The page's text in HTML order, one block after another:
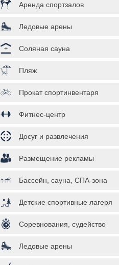
Аренда спортзалов
Ледовые арены
Соляная сауна
Пляж
Прокат спортинвентаря
Фитнес-центр
Досуг и развлечения
Размещение рекламы
Бассейн, сауна, СПА-зона
Детские спортивные лагеря
Соревнования, судейство
Ледовые арены